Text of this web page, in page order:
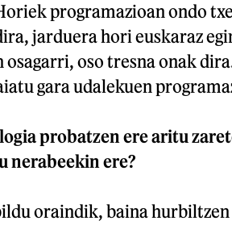
programazioan ondo
jarduera hori euskaraz
oso tresna onak
gara udalekuen
probatzen ere aritu
nerabeekin ere?
oraindik, baina hurbiltzen